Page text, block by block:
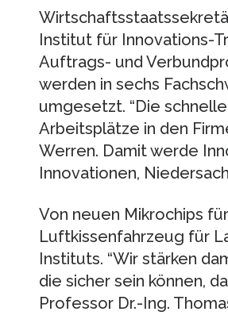
Institut für Innovations-
Auftrags- und
werden in sechs
umgesetzt. “Die
Arbeitsplätze in den
Werren. Damit werde
Innovationen,
Von neuen Mikrochips
Luftkissenfahrzeug für
Instituts. “Wir stärken
die sicher sein können,
Professor Dr.-Ing.